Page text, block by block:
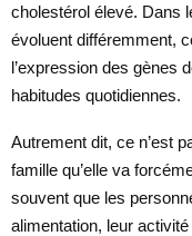
cholestérol élevé. Dans
évoluent différemment,
l’expression des gènes
habitudes quotidiennes.
Autrement dit, ce n’est
famille qu’elle va
souvent que les
alimentation, leur